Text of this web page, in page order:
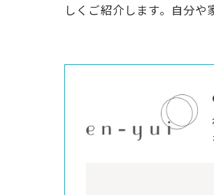
しくご紹介します。自分